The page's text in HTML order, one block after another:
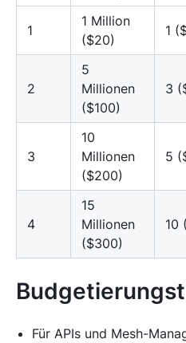
1
1 Million
($20)
1
2
5
Millionen
($100)
3
3
10
Millionen
($200)
5
4
15
Millionen
($300)
10
Für APIs und Mesh-